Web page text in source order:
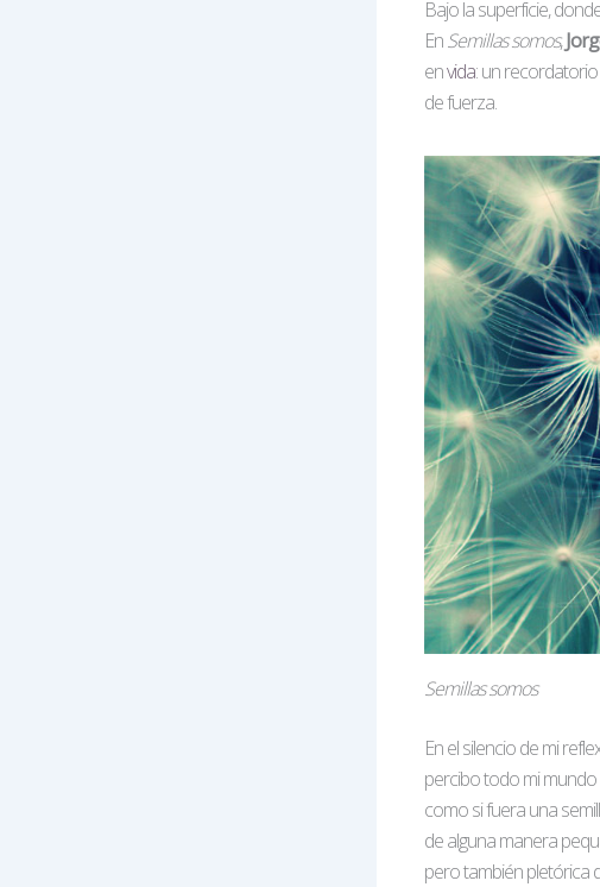
Bajo la superficie,
EnSemillas somos,
envida: un
de fuerza.
Semillas somos
En el silencio de mi
percibo todo mi
como si fuera una
de alguna manera
pero también pletórica